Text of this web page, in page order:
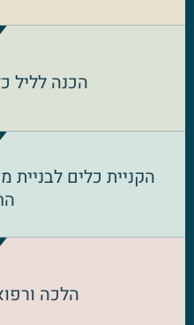
הכנה לליל
הקניית כלים
הלכה